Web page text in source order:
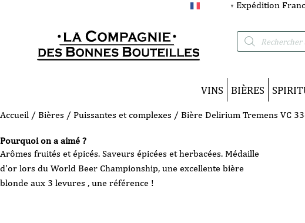
▼ Expédition
Recherche
de
VINS BIÈRES
Accueil / Bières / Puissantes et complexes / Bière Delirium Tremens VC
Pourquoi on a aimé ?
Arômes fruités et épicés. Saveurs épicées et herbacées. Médaille
d'or lors du World Beer Championship, une excellente bière
blonde aux 3 levures , une référence !